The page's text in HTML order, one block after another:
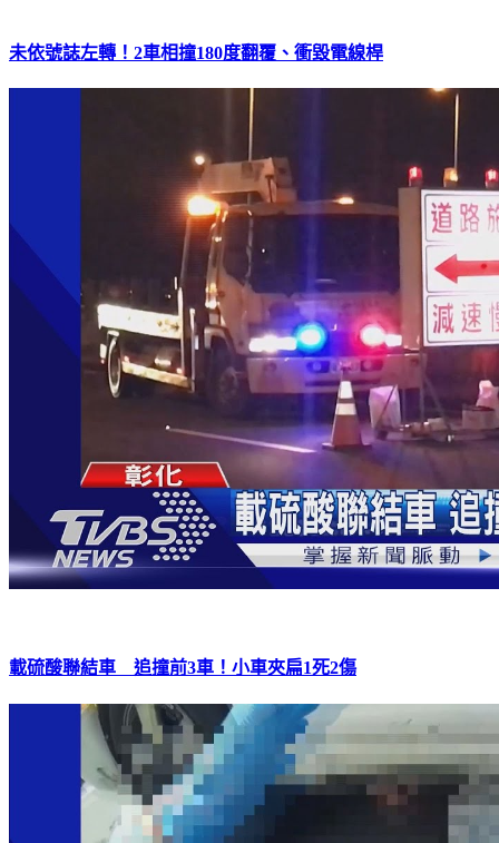
未依號誌左轉！2車相撞180度翻覆、衝毀電線桿
載硫酸聯結車 追撞前3車！小車夾扁1死2傷